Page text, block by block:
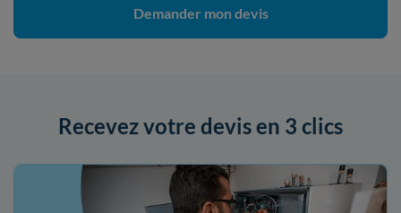
Demander mon devis
Recevez votre devis en 3 clics